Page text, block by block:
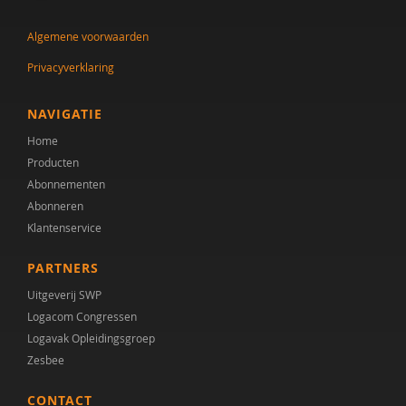
Dr. C.A. Hartman
Cissy Canninga
Stynke Castelein
Yuki Curiel
Drs. D.C. Ligtvoet
Lineke Davids
Yvette Dijkxhoorn
Daniël van der Doelen
Nina Dos Santos
Prof. dr. F. (Fop) Verheij
Algemene voorwaarden
Privacyverklaring
NAVIGATIE
Home
Producten
Abonnementen
Abonneren
Klantenservice
PARTNERS
Uitgeverij SWP
Logacom Congressen
Logavak Opleidingsgroep
Zesbee
CONTACT